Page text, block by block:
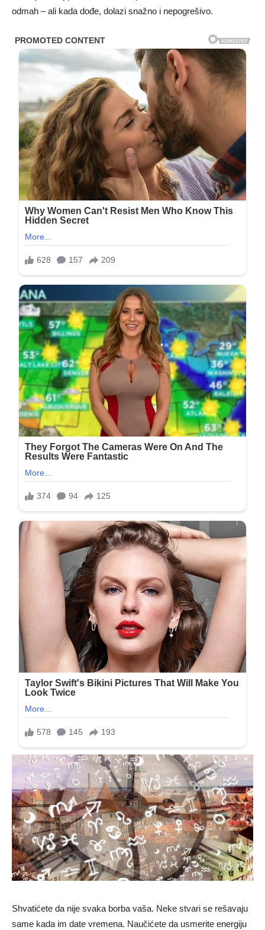
odmah – ali kada dođe, dolazi snažno i nepogrešivo.
Shvatićete da nije svaka borba vaša. Neke stvari se rešavaju
same kada im date vremena. Naučićete da usmerite energiju